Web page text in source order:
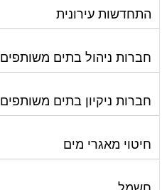
התחדשות עירונית
חברות ניהול בתים משותפים
חברות ניקיון בתים משותפים
חיטוי מאגרי מים
חשמל